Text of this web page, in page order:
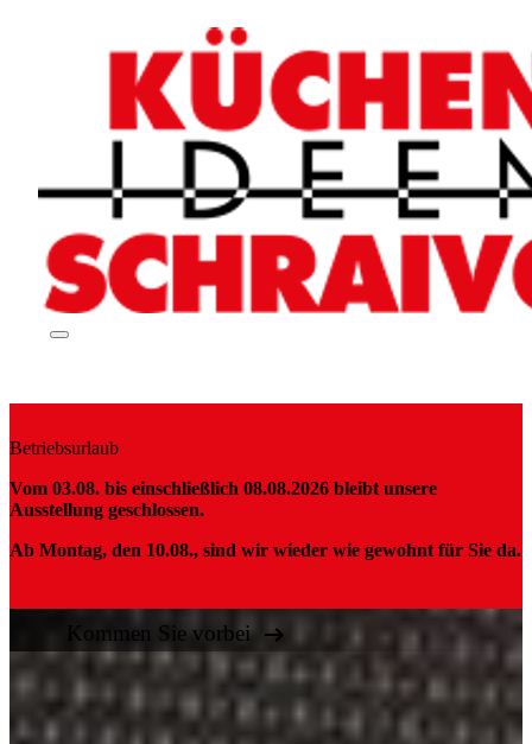
Betriebsurlaub
Vom 03.08. bis einschließlich 08.08.2026 bleibt unsere
Ausstellung geschlossen.
Ab Montag, den 10.08., sind wir wieder wie gewohnt für Sie da.
KüchenIdeen Schraivogel
Kommen Sie vorbei 